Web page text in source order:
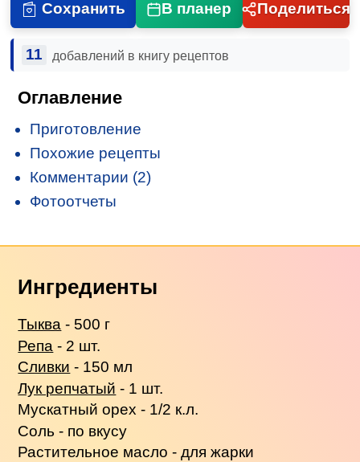
Сохранить В планер Поделиться
11 добавлений в книгу рецептов
Оглавление
Приготовление
Похожие рецепты
Комментарии (2)
Фотоотчеты
Ингредиенты
Тыква - 500 г
Репа - 2 шт.
Сливки - 150 мл
Лук репчатый - 1 шт.
Мускатный орех - 1/2 к.л.
Соль - по вкусу
Растительное масло - для жарки